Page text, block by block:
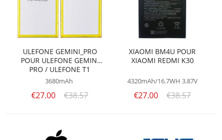
ULEFONE GEMINI_PRO
POUR ULEFONE GEMINI
PRO / ULEFONE T1
3680mAh
€27.00 €38.57
XIAOMI BM4U POUR
XIAOMI REDMI K30
4320mAh/16.7WH 3.87V
€27.00 €38.57